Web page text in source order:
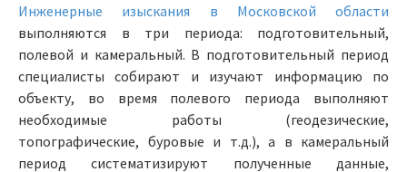
Инженерные изыскания в Московской области
выполняются в три периода: подготовительный,
полевой и камеральный. В подготовительный период
специалисты собирают и изучают информацию по
объекту, во время полевого периода выполняют
необходимые работы (геодезические,
топографические, буровые и т.д.), а в камеральный
период систематизируют полученные данные,